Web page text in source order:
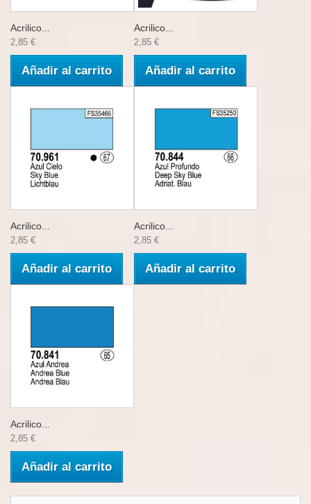
Acrilico...
2,85 €
Añadir al carrito
Acrilico...
2,85 €
Añadir al carrito
Acrilico...
2,85 €
Añadir al carrito
Acrilico...
2,85 €
Añadir al carrito
Acrilico...
2,85 €
Añadir al carrito